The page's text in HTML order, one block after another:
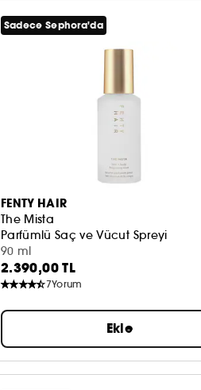
Sadece Sephora'da
FENTY HAIR
The Mista
Parfümlü Saç ve Vücut Spreyi
90 ml
2.390,00 TL
7Yorum
Ekle